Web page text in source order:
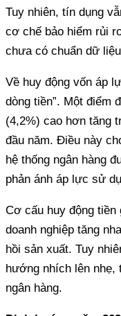
Tuy nhiên, tín dụng
cơ chế bảo hiểm rủi
chưa có chuẩn dữ
Về huy động vốn áp
dòng tiền”. Một điểm
(4,2%) cao hơn tăng
đầu năm. Điều này
hệ thống ngân hàng
phản ánh áp lực sử
Cơ cấu huy động
doanh nghiệp tăng
hồi sản xuất. Tuy
hướng nhích lên nhẹ,
ngân hàng.